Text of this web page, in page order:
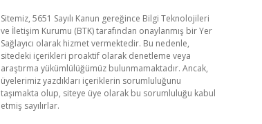
Sitemiz, 5651 Sayılı Kanun gereğince Bilgi Teknolojileri
ve İletişim Kurumu (BTK) tarafından onaylanmış bir Yer
Sağlayıcı olarak hizmet vermektedir. Bu nedenle,
sitedeki içerikleri proaktif olarak denetleme veya
araştırma yükümlülüğümüz bulunmamaktadır. Ancak,
üyelerimiz yazdıkları içeriklerin sorumluluğunu
taşımakta olup, siteye üye olarak bu sorumluluğu kabul
etmiş sayılırlar.